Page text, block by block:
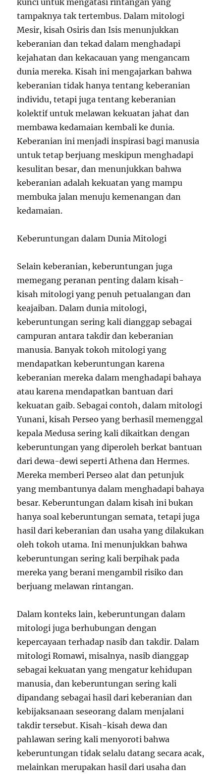
kunci untuk mengatasi rintangan yang
tampaknya tak tertembus. Dalam mitologi
Mesir, kisah Osiris dan Isis menunjukkan
keberanian dan tekad dalam menghadapi
kejahatan dan kekacauan yang mengancam
dunia mereka. Kisah ini mengajarkan bahwa
keberanian tidak hanya tentang keberanian
individu, tetapi juga tentang keberanian
kolektif untuk melawan kekuatan jahat dan
membawa kedamaian kembali ke dunia.
Keberanian ini menjadi inspirasi bagi manusia
untuk tetap berjuang meskipun menghadapi
kesulitan besar, dan menunjukkan bahwa
keberanian adalah kekuatan yang mampu
membuka jalan menuju kemenangan dan
kedamaian.
Keberuntungan dalam Dunia Mitologi
Selain keberanian, keberuntungan juga
memegang peranan penting dalam kisah-
kisah mitologi yang penuh petualangan dan
keajaiban. Dalam dunia mitologi,
keberuntungan sering kali dianggap sebagai
campuran antara takdir dan keberanian
manusia. Banyak tokoh mitologi yang
mendapatkan keberuntungan karena
keberanian mereka dalam menghadapi bahaya
atau karena mendapatkan bantuan dari
kekuatan gaib. Sebagai contoh, dalam mitologi
Yunani, kisah Perseo yang berhasil memenggal
kepala Medusa sering kali dikaitkan dengan
keberuntungan yang diperoleh berkat bantuan
dari dewa-dewi seperti Athena dan Hermes.
Mereka memberi Perseo alat dan petunjuk
yang membantunya dalam menghadapi bahaya
besar. Keberuntungan dalam kisah ini bukan
hanya soal keberuntungan semata, tetapi juga
hasil dari keberanian dan usaha yang dilakukan
oleh tokoh utama. Ini menunjukkan bahwa
keberuntungan sering kali berpihak pada
mereka yang berani mengambil risiko dan
berjuang melawan rintangan.
Dalam konteks lain, keberuntungan dalam
mitologi juga berhubungan dengan
kepercayaan terhadap nasib dan takdir. Dalam
mitologi Romawi, misalnya, nasib dianggap
sebagai kekuatan yang mengatur kehidupan
manusia, dan keberuntungan sering kali
dipandang sebagai hasil dari keberanian dan
kebijaksanaan seseorang dalam menjalani
takdir tersebut. Kisah-kisah dewa dan
pahlawan sering kali menyoroti bahwa
keberuntungan tidak selalu datang secara acak,
melainkan merupakan hasil dari usaha dan